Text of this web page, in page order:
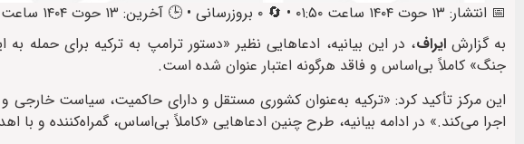
📅 انتشار: ۱۳ حوت ۱۴۰۴ ساعت ۰۱:۵۰ • 🔄 ۰ بروزرسانی • 🕒 آخرین: ۱۳ حوت ۱۴۰۴ ساعت ۱۰:۴۱
به گزارشایراف، در این بیانیه، ادعاهایی نظیر «دستور ترامپ به ترکیه برای حمله
جنگ» کاملاً بی‌اساس و فاقد هرگونه اعتبار عنوان شده است.
این مرکز تأکید کرد: «ترکیه به‌عنوان کشوری مستقل و دارای حاکمیت، سیاست
اجرا می‌کند.» در ادامه بیانیه، طرح چنین ادعاهایی «کاملاً بی‌اساس، گمراه‌کننده و